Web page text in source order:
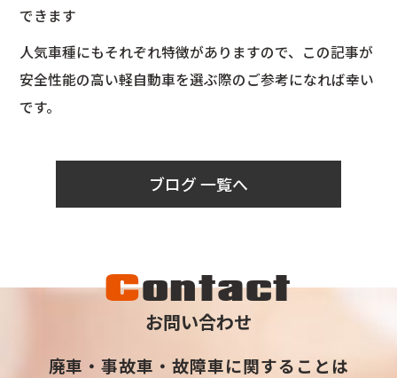
できます
人気車種にもそれぞれ特徴がありますので、この記事が
安全性能の高い軽自動車を選ぶ際のご参考になれば幸い
です。
ブログ 一覧へ
Contact
お問い合わせ
廃車・事故車・故障車に関することは